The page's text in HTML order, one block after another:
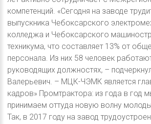
компетенций. «Сегодня на заводе
выпускника Чебоксарского
колледжа и Чебоксарского
техникума, что составляет 13% от
персонала. Из них 58 человек
руководящих должностях, –
Валерьевич. – МЦК-ЧЭМК является
кадров» Промтрактора: из года в год
принимаем оттуда новую волну
Так, в 2017 году на завод